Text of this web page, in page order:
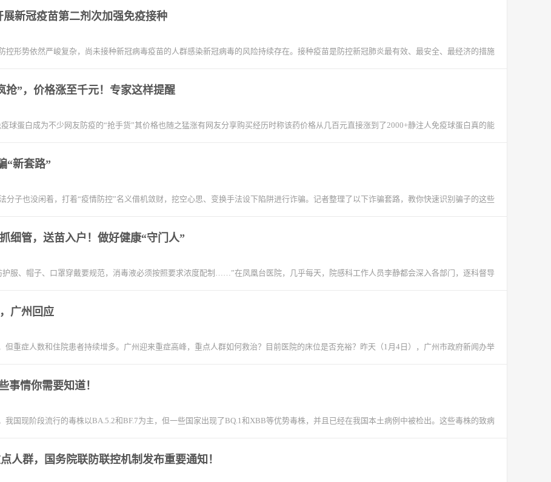
展新冠疫苗第二剂次加强免疫接种
控形势依然严峻复杂，尚未接种新冠病毒疫苗的人群感染新冠病毒的风险持续存在。接种疫苗是防控新冠肺炎最有效、最安全、最经济的措施
抢”，价格涨至千元！专家这样提醒
球蛋白成为不少网友防疫的“抢手货”其价格也随之猛涨有网友分享购买经历时称该药价格从几百元直接涨到了2000+静注人免疫球蛋白真的能
“新套路”
分子也没闲着，打着“疫情防控”名义借机敛财，挖空心思、变换手法设下陷阱进行诈骗。记者整理了以下诈骗套路，教你快速识别骗子的这些
细管，送苗入户！做好健康“守门人”
护服、帽子、口罩穿戴要规范，消毒液必须按照要求浓度配制……”在凤凰台医院，几乎每天，院感科工作人员李静都会深入各部门，逐科督导
广州回应
但重症人数和住院患者持续增多。广州迎来重症高峰，重点人群如何救治？目前医院的床位是否充裕？昨天（1月4日），广州市政府新闻办举
事情你需要知道！
我国现阶段流行的毒株以BA.5.2和BF.7为主，但一些国家出现了BQ.1和XBB等优势毒株，并且已经在我国本土病例中被检出。这些毒株的致病
人群，国务院联防联控机制发布重要通知！